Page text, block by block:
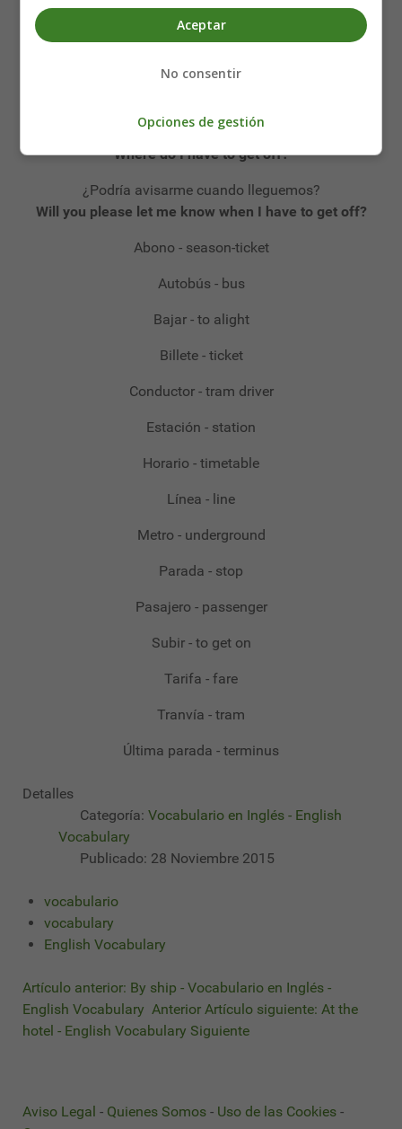
¿Cuánto cueta el billete de tranvía (autobús, metro)?
How much is the tram (bus, underground) fare?
¿Qué autobús pasa por la plaza ...?
¿Dónde tengo que bajarme?
Where do I have to get off?
¿Podría avisarme cuando lleguemos?
Will you please let me know when I have to get off?
Abono - season-ticket
Autobús - bus
Bajar - to alight
Billete - ticket
Conductor - tram driver
Estación - station
Horario - timetable
Línea - line
Metro - underground
Parada - stop
Pasajero - passenger
Subir - to get on
Tarifa - fare
Tranvía - tram
Última parada - terminus
Detalles
Categoría: Vocabulario en Inglés - English
Vocabulary
Publicado: 28 Noviembre 2015
vocabulario
vocabulary
English Vocabulary
Artículo anterior: By ship - Vocabulario en Inglés -
English Vocabulary Anterior Artículo siguiente: At the
hotel - English Vocabulary Siguiente
Aviso Legal - Quienes Somos - Uso de las Cookies -
Aceptar
No consentir
Opciones de gestión